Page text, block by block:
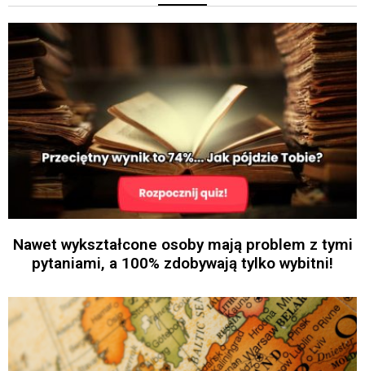
Nawet wykształcone osoby mają problem z tymi
pytaniami, a 100% zdobywają tylko wybitni!